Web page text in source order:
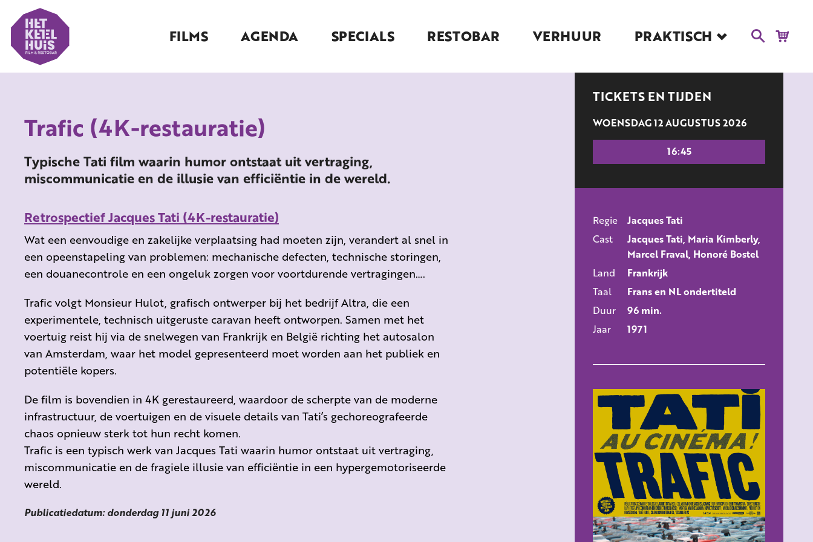
FILMS AGENDA SPECIALS RESTOBAR VERHUUR PRAKTISCH
Blog
Educatie
Kaartverkoop en
Tarieven
Over Het Ketelhuis
Vacatures
Trafic (4K-restauratie)
Typische Tati film waarin humor ontstaat uit vertraging,
miscommunicatie en de illusie van efficiëntie in de wereld.
Retrospectief Jacques Tati (4K-restauratie)
Wat een eenvoudige en zakelijke verplaatsing had moeten zijn, verandert al snel in
een opeenstapeling van problemen: mechanische defecten, technische storingen,
een douanecontrole en een ongeluk zorgen voor voortdurende vertragingen….
Trafic volgt Monsieur Hulot, grafisch ontwerper bij het bedrijf Altra, die een
experimentele, technisch uitgeruste caravan heeft ontworpen. Samen met het
voertuig reist hij via de snelwegen van Frankrijk en België richting het autosalon
van Amsterdam, waar het model gepresenteerd moet worden aan het publiek en
potentiële kopers.
De film is bovendien in 4K gerestaureerd, waardoor de scherpte van de moderne
infrastructuur, de voertuigen en de visuele details van Tati’s gechoreografeerde
chaos opnieuw sterk tot hun recht komen.
Trafic is een typisch werk van Jacques Tati waarin humor ontstaat uit vertraging,
miscommunicatie en de fragiele illusie van efficiëntie in een hypergemotoriseerde
wereld.
Publicatiedatum: donderdag 11 juni 2026
TICKETS EN TIJDEN
WOENSDAG 12 AUGUSTUS 2026
16:45
ALLE FILMS
Regie
Jacques Tati
Cast
Jacques Tati, Maria Kimberly,
Marcel Fraval, Honoré Bostel
Land
Frankrijk
Taal
Frans en NL ondertiteld
Duur
96 min.
Jaar
1971